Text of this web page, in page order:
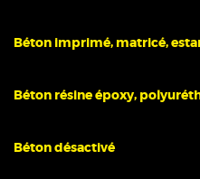
Béton imprimé, matricé,
Béton résine époxy,
Béton désactivé